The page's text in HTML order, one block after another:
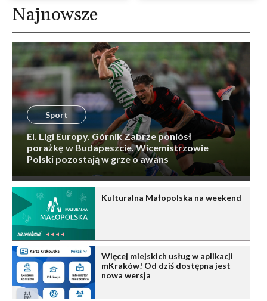
Najnowsze
Sport
El. Ligi Europy. Górnik Zabrze poniósł
porażkę w Budapeszcie. Wicemistrzowie
Polski pozostają w grze o awans
Kulturalna Małopolska na weekend
Więcej miejskich usług w aplikacji
mKraków! Od dziś dostępna jest
nowa wersja